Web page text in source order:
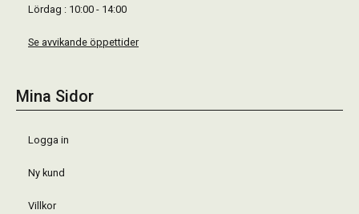
Lördag : 10:00 - 14:00
Se avvikande öppettider
Mina Sidor
Logga in
Ny kund
Villkor